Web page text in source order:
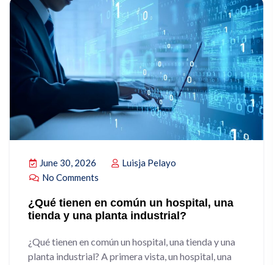
June 30, 2026
Luisja Pelayo
No Comments
¿Qué tienen en común un hospital, una
tienda y una planta industrial?
¿Qué tienen en común un hospital, una tienda y una
planta industrial? A primera vista, un hospital, una